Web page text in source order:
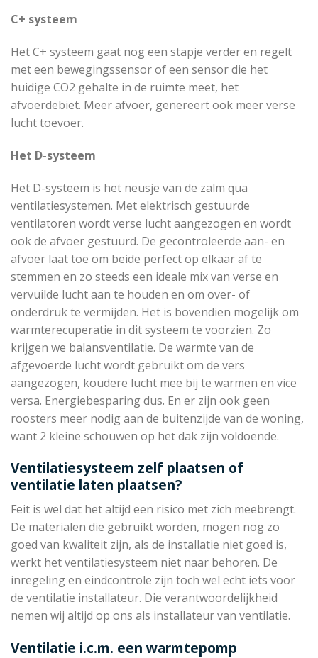
C+ systeem
Het C+ systeem gaat nog een stapje verder en regelt
met een bewegingssensor of een sensor die het
huidige CO2 gehalte in de ruimte meet, het
afvoerdebiet. Meer afvoer, genereert ook meer verse
lucht toevoer.
Het D-systeem
Het D-systeem is het neusje van de zalm qua
ventilatiesystemen. Met elektrisch gestuurde
ventilatoren wordt verse lucht aangezogen en wordt
ook de afvoer gestuurd. De gecontroleerde aan- en
afvoer laat toe om beide perfect op elkaar af te
stemmen en zo steeds een ideale mix van verse en
vervuilde lucht aan te houden en om over- of
onderdruk te vermijden. Het is bovendien mogelijk om
warmterecuperatie in dit systeem te voorzien. Zo
krijgen we balansventilatie. De warmte van de
afgevoerde lucht wordt gebruikt om de vers
aangezogen, koudere lucht mee bij te warmen en vice
versa. Energiebesparing dus. En er zijn ook geen
roosters meer nodig aan de buitenzijde van de woning,
want 2 kleine schouwen op het dak zijn voldoende.
Ventilatiesysteem zelf plaatsen of
ventilatie laten plaatsen?
Feit is wel dat het altijd een risico met zich meebrengt.
De materialen die gebruikt worden, mogen nog zo
goed van kwaliteit zijn, als de installatie niet goed is,
werkt het ventilatiesysteem niet naar behoren. De
inregeling en eindcontrole zijn toch wel echt iets voor
de ventilatie installateur. Die verantwoordelijkheid
nemen wij altijd op ons als installateur van ventilatie.
Ventilatie i.c.m. een warmtepomp